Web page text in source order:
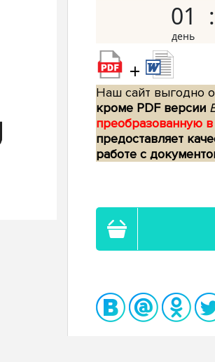
01
+
Наш сайт выгодно
кроме PDF версии
преобразованную
предоставляет
работе с